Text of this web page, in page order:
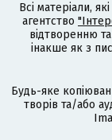
Всі матеріали,
агентство
відтворенню
інакше як з
Будь-яке
творів та/або